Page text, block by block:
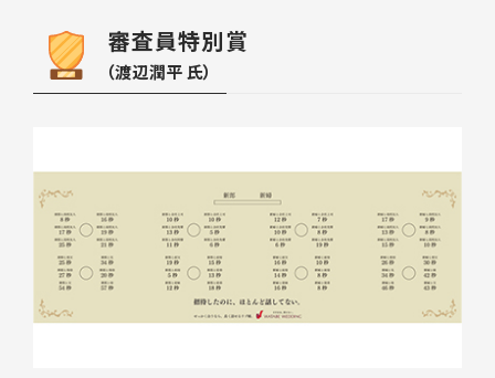
審査員特別賞
（渡辺潤平 氏）